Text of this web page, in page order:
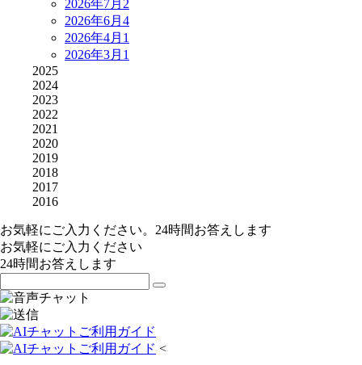
2026年7月 2
2026年6月 4
2026年4月 1
2026年3月 1
2025
2024
2023
2022
2021
2020
2019
2018
2017
2016
お気軽にご入力ください。24時間お答えします
お気軽にご入力ください
24時間お答えします
<